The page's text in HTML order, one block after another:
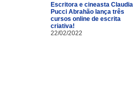
Escritora e cineasta Claudia
Pucci Abrahão lança três
cursos online de escrita
criativa!
22/02/2022